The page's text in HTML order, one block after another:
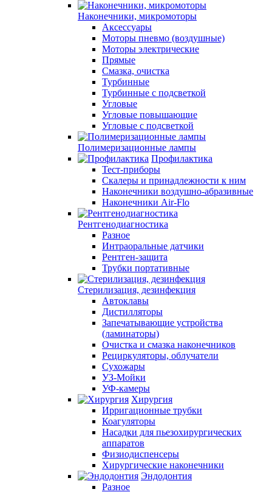
Наконечники, микромоторы
Аксессуары
Моторы пневмо (воздушные)
Моторы электрические
Прямые
Смазка, очистка
Турбинные
Турбинные с подсветкой
Угловые
Угловые повышающие
Угловые с подсветкой
Полимеризационные лампы
Профилактика
Тест-приборы
Скалеры и принадлежности к ним
Наконечники воздушно-абразивные
Наконечники Air-Flo
Рентгенодиагностика
Разное
Интраоральные датчики
Рентген-защита
Трубки портативные
Стерилизация, дезинфекция
Автоклавы
Дистилляторы
Запечатывающие устройства
(ламинаторы)
Очистка и смазка наконечников
Рециркуляторы, облучатели
Сухожары
УЗ-Мойки
УФ-камеры
Хирургия
Ирригационные трубки
Коагуляторы
Насадки для пьезохирургических
аппаратов
Физиодиспенсеры
Хирургические наконечники
Эндодонтия
Разное